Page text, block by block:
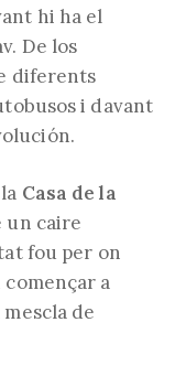
hi ha el
De los
diferents
i davant
Casa de la
un caire
fou per on
a
de